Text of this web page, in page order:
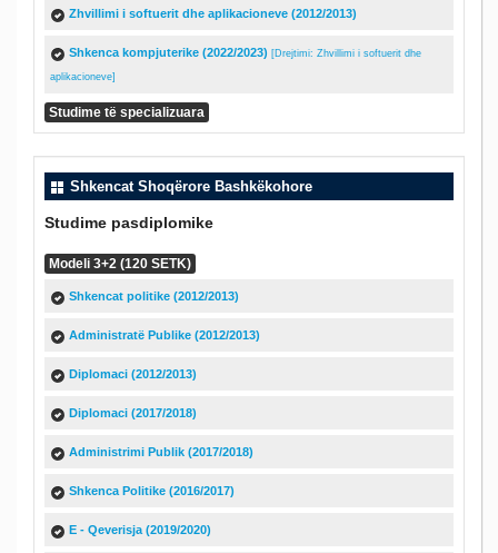
Zhvillimi i softuerit dhe aplikacioneve (2012/2013)
Shkenca kompjuterike (2022/2023) [Drejtimi: Zhvillimi i softuerit dhe
aplikacioneve]
Studime të specializuara
Shkencat Shoqërore Bashkëkohore
Studime pasdiplomike
Modeli 3+2 (120 SETK)
Shkencat politike (2012/2013)
Administratë Publike (2012/2013)
Diplomaci (2012/2013)
Diplomaci (2017/2018)
Administrimi Publik (2017/2018)
Shkenca Politike (2016/2017)
E - Qeverisja (2019/2020)